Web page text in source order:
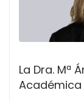
La Dra. Mª
Académica